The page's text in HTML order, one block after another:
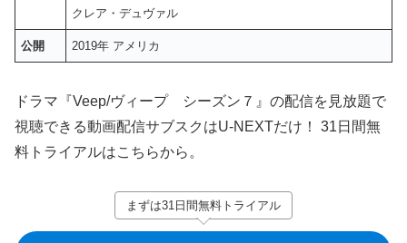
クレア・デュヴァル
公開 2019年 アメリカ
ドラマ『Veep/ヴィープ シーズン７』の配信を見放題で
視聴できる動画配信サブスクはU-NEXTだけ！ 31日間無
料トライアルはこちらから。
まずは31日間無料トライアル